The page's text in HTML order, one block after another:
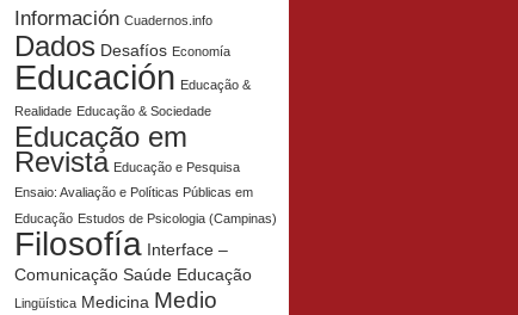
Información Cuadernos.info
Dados Desafíos Economía
Educación Educação &
Realidade Educação & Sociedade
Educação em
Revista Educação e Pesquisa
Ensaio: Avaliação e Políticas Públicas em
Educação Estudos de Psicologia (Campinas)
Filosofía Interface –
Comunicação Saúde Educação
Lingüística Medicina Medio